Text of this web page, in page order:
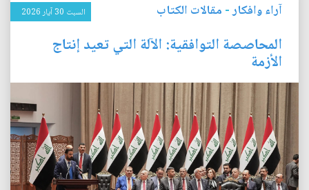
آراء وافكار- مقالات الكتاب السبت 30 آيار 2026
المحاصصة التوافقية: الآلة التي تعيد إنتاج
الأزمة